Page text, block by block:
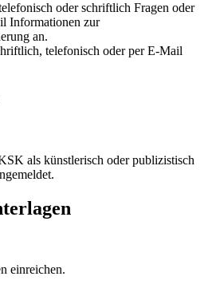
oder schriftlich Fragen oder
Informationen zur
an.
telefonisch oder per E-Mail
als künstlerisch oder publizistisch
einreichen.